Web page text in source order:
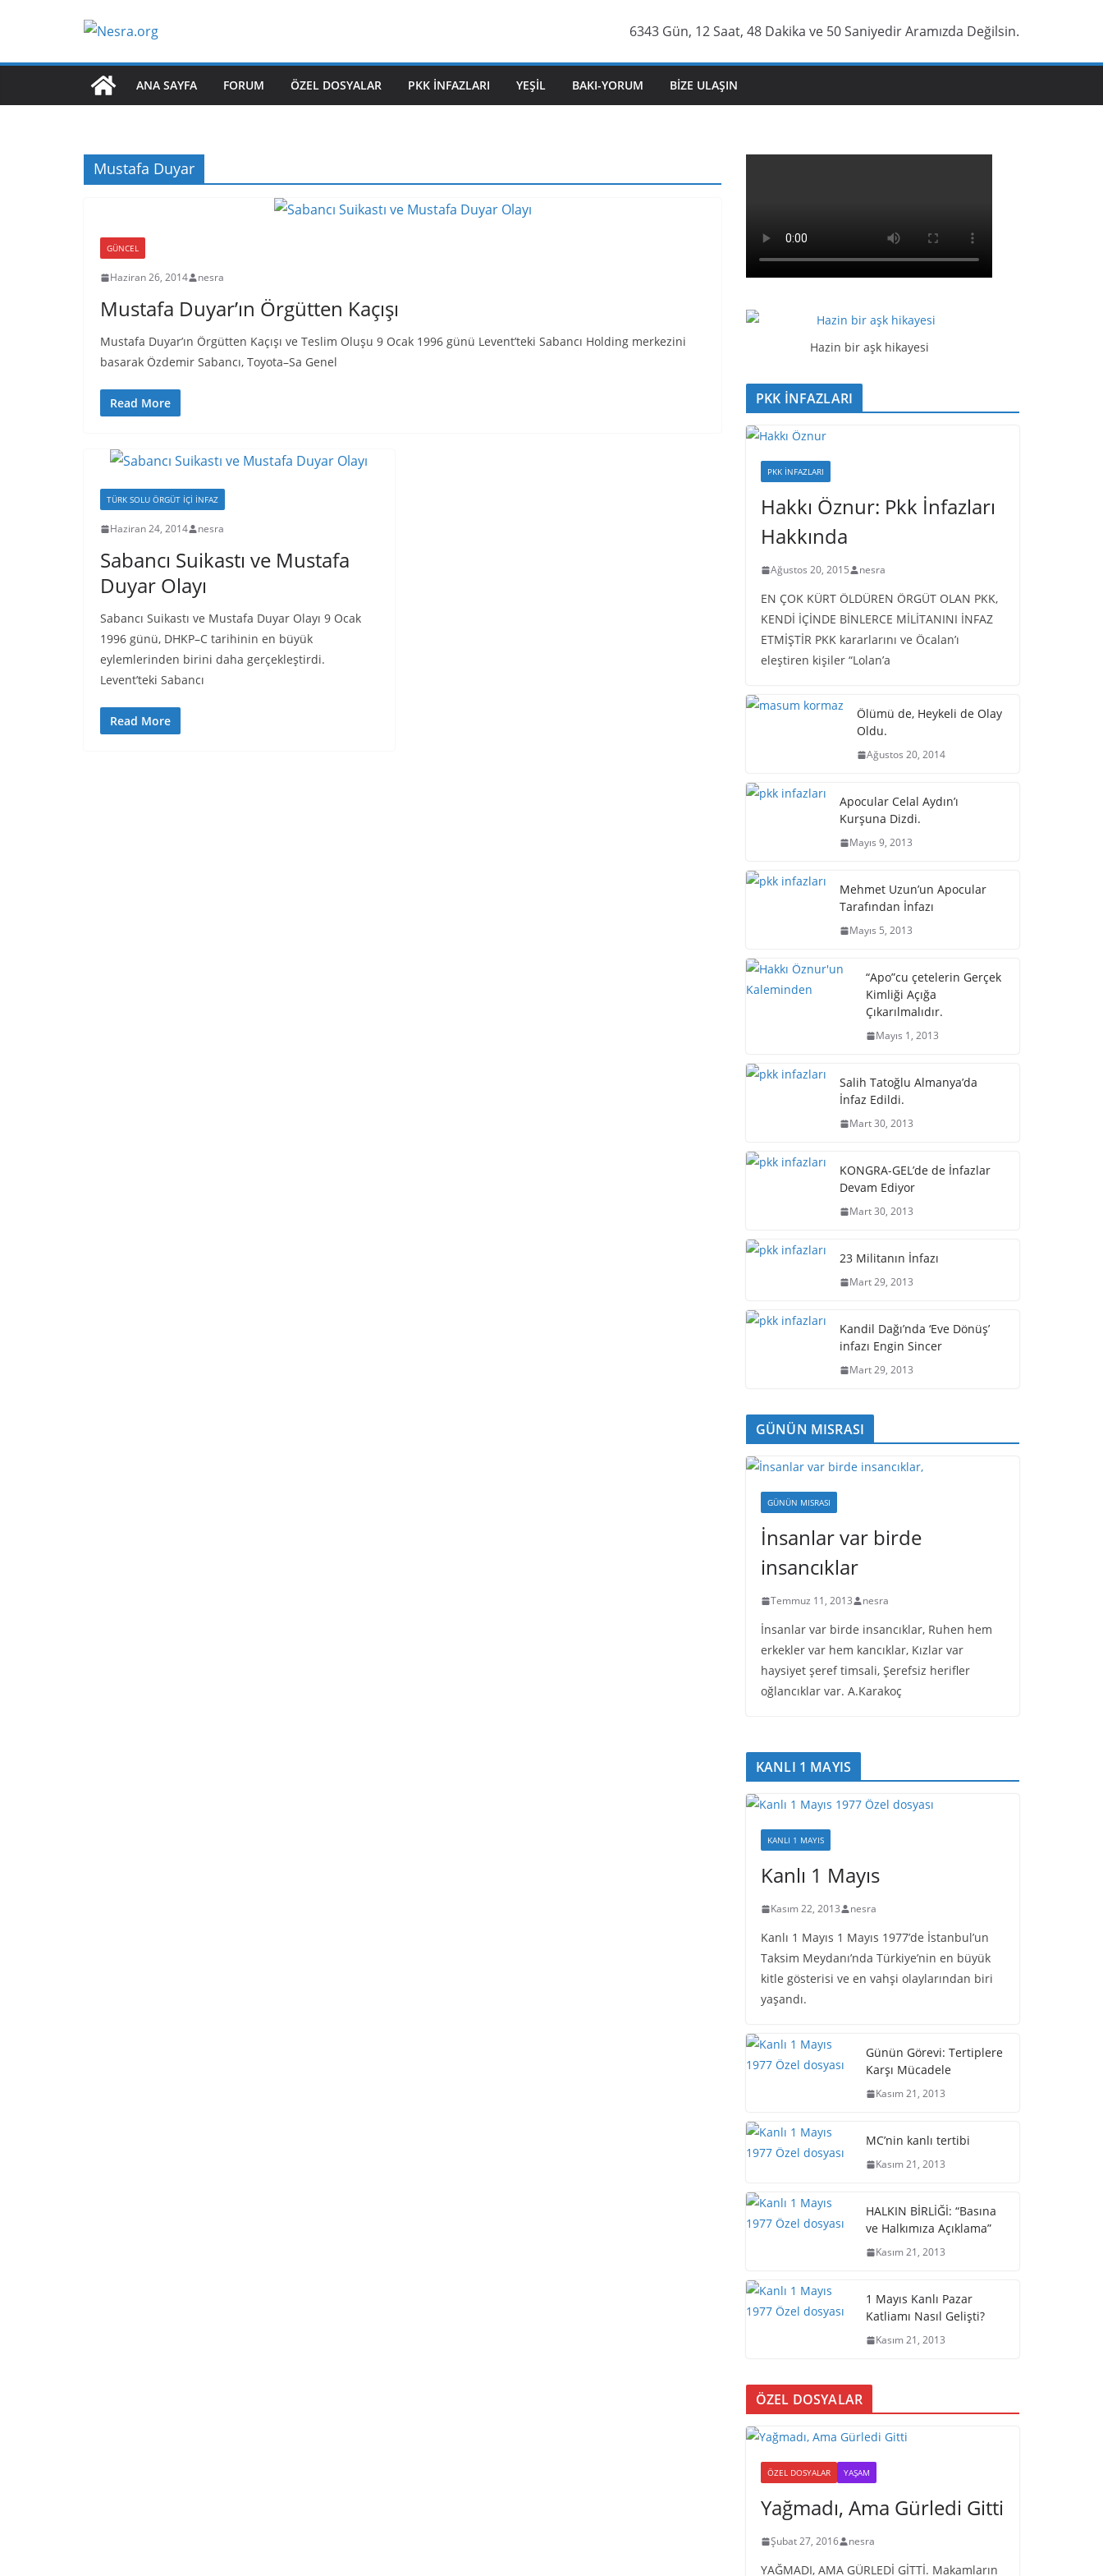
6343 Gün, 12 Saat, 48 Dakika ve 51 Saniyedir Aramızda Değilsin.
ANA SAYFA FORUM ÖZEL DOSYALAR PKK İNFAZLARI YEŞIL BAKI-YORUM BIZE ULAŞIN
Mustafa Duyar
GÜNCEL
Haziran 26, 2014 nesra
Mustafa Duyar’ın Örgütten Kaçışı
Mustafa Duyar’ın Örgütten Kaçışı ve Teslim Oluşu 9 Ocak 1996 günü Levent’teki Sabancı Holding merkezini
basarak Özdemir Sabancı, Toyota–Sa Genel
Read More
TÜRK SOLU ÖRGÜT İÇI İNFAZ
Haziran 24, 2014 nesra
Sabancı Suikastı ve Mustafa
Duyar Olayı
Sabancı Suikastı ve Mustafa Duyar Olayı 9 Ocak
1996 günü, DHKP–C tarihinin en büyük
eylemlerinden birini daha gerçekleştirdi.
Levent’teki Sabancı
Read More
Hazin bir aşk hikayesi
PKK İNFAZLARI
PKK İNFAZLARI
Hakkı Öznur: Pkk İnfazları
Hakkında
Ağustos 20, 2015 nesra
EN ÇOK KÜRT ÖLDÜREN ÖRGÜT OLAN PKK,
KENDİ İÇİNDE BİNLERCE MİLİTANINI İNFAZ
ETMİŞTİR PKK kararlarını ve Öcalan’ı
eleştiren kişiler “Lolan’a
Ölümü de, Heykeli de Olay
Oldu.
Ağustos 20, 2014
Apocular Celal Aydın’ı
Kurşuna Dizdi.
Mayıs 9, 2013
Mehmet Uzun’un Apocular
Tarafından İnfazı
Mayıs 5, 2013
“Apo”cu çetelerin Gerçek
Kimliği Açığa
Çıkarılmalıdır.
Mayıs 1, 2013
Salih Tatoğlu Almanya’da
İnfaz Edildi.
Mart 30, 2013
KONGRA-GEL’de de İnfazlar
Devam Ediyor
Mart 30, 2013
23 Militanın İnfazı
Mart 29, 2013
Kandil Dağı’nda ‘Eve Dönüş’
infazı Engin Sincer
Mart 29, 2013
GÜNÜN MISRASI
GÜNÜN MISRASI
İnsanlar var birde
insancıklar
Temmuz 11, 2013 nesra
İnsanlar var birde insancıklar, Ruhen hem
erkekler var hem kancıklar, Kızlar var
haysiyet şeref timsali, Şerefsiz herifler
oğlancıklar var. A.Karakoç
KANLI 1 MAYIS
KANLI 1 MAYIS
Kanlı 1 Mayıs
Kasım 22, 2013 nesra
Kanlı 1 Mayıs 1 Mayıs 1977’de İstanbul’un
Taksim Meydanı’nda Türkiye’nin en büyük
kitle gösterisi ve en vahşi olaylarından biri
yaşandı.
Günün Görevi: Tertiplere
Karşı Mücadele
Kasım 21, 2013
MC’nin kanlı tertibi
Kasım 21, 2013
HALKIN BİRLİĞİ: “Basına
ve Halkımıza Açıklama”
Kasım 21, 2013
1 Mayıs Kanlı Pazar
Katliamı Nasıl Gelişti?
Kasım 21, 2013
ÖZEL DOSYALAR
ÖZEL DOSYALAR YAŞAM
Yağmadı, Ama Gürledi Gitti
Şubat 27, 2016 nesra
YAĞMADI, AMA GÜRLEDİ GİTTİ. Makamların